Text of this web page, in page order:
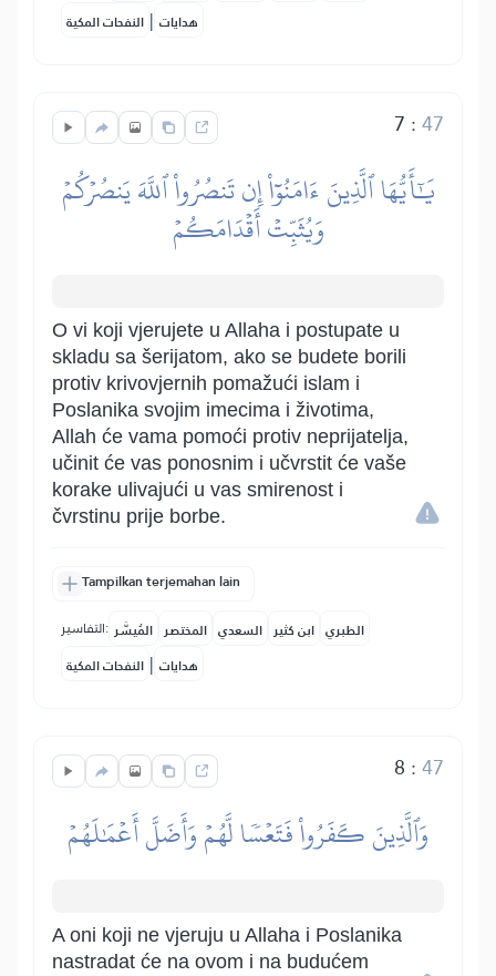
النفحات المكية | هدايات
7 :47
يَٰٓأَيُّهَا ٱلَّذِينَ ءَامَنُوٓاْ إِن تَنصُرُواْ ٱللَّهَ يَنصُرۡكُمۡ
وَيُثَبِّتۡ أَقۡدَامَكُمۡ
O vi koji vjerujete u Allaha i postupate u
skladu sa šerijatom, ako se budete borili
protiv krivovjernih pomažući islam i
Poslanika svojim imecima i životima,
Allah će vama pomoći protiv neprijatelja,
učinit će vas ponosnim i učvrstit će vaše
korake ulivajući u vas smirenost i
čvrstinu prije borbe.
Tampilkan terjemahan lain
التفاسير: المُيسَّر المختصر السعدي ابن كثير الطبري
النفحات المكية | هدايات
8 :47
وَٱلَّذِينَ كَفَرُواْ فَتَعۡسٗا لَّهُمۡ وَأَضَلَّ أَعۡمَٰلَهُمۡ
A oni koji ne vjeruju u Allaha i Poslanika
nastradat će na ovom i na budućem